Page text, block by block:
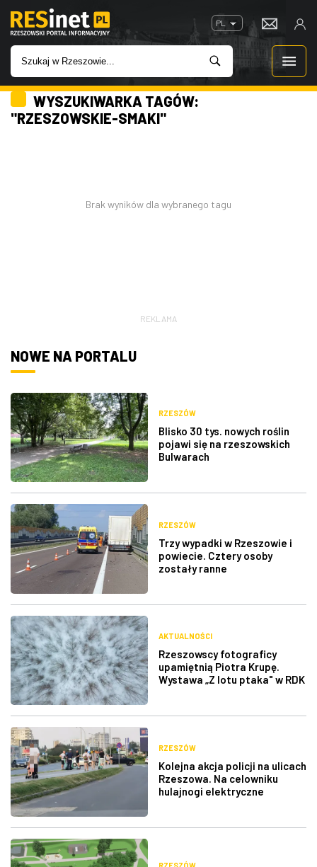
PL
WIADOMOŚCI
W RZESZOWIE
WYSZUKIWARKA TAGÓW:
"RZESZOWSKIE-SMAKI"
Brak wyników dla wybranego tagu
REKLAMA
NOWE NA PORTALU
RZESZÓW
Blisko 30 tys. nowych roślin
pojawi się na rzeszowskich
Bulwarach
RZESZÓW
Trzy wypadki w Rzeszowie i
powiecie. Cztery osoby
zostały ranne
AKTUALNOŚCI
Rzeszowscy fotograficy
upamiętnią Piotra Krupę.
Wystawa „Z lotu ptaka" w RDK
RZESZÓW
Kolejna akcja policji na ulicach
Rzeszowa. Na celowniku
hulajnogi elektryczne